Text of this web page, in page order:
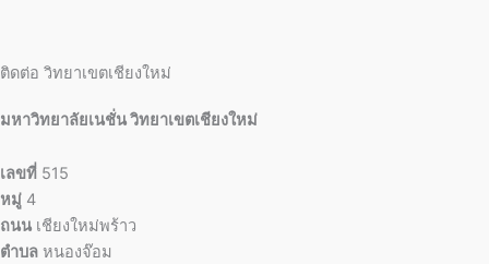
ติดต่อ วิทยาเขตเชียงใหม่
มหาวิทยาลัยเนชั่น วิทยาเขตเชียงใหม่
เลขที่ 515
หมู่ 4
ถนน เชียงใหม่พร้าว
ตำบล หนองจ๊อม